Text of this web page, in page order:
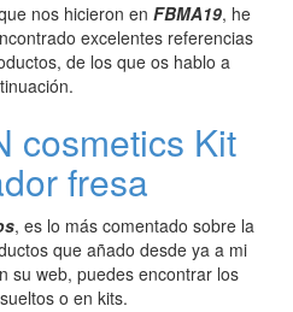
nos hicieron en FBMA19, he
excelentes referencias
de los que os hablo a
cosmetics Kit
fresa
, es lo más comentado sobre la
que añado desde ya a mi
su web, puedes encontrar los
o en kits.